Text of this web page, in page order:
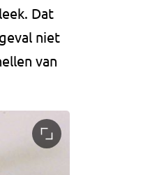
Dat
niet
van